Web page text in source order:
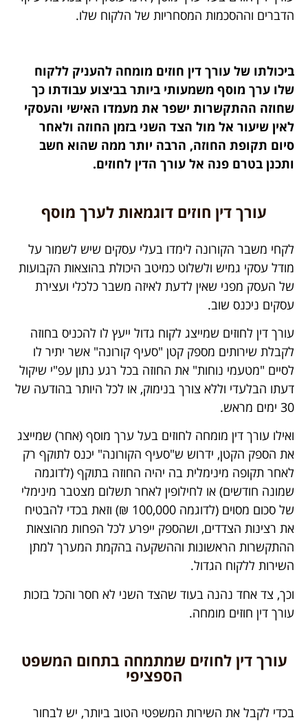
הדברים וההסכמות המסחריות של הלקוח שלו.
ביכולתו של עורך דין חוזים מומחה להעניק ללקוח
שלו ערך מוסף משמעותי ביותר בביצוע עבודתו כך
שחוזה ההתקשרות ישפר את מעמדו האישי והעסקי
לאין שיעור אל מול הצד השני בזמן החוזה ולאחר
סיום תקופת החוזה, הרבה יותר ממה שהוא חשב
ותכנן בטרם פנה אל עורך הדין לחוזים.
עורך דין חוזים דוגמאות לערך מוסף
לקחי משבר הקורונה לימדו בעלי עסקים שיש לשמור על
מודל עסקי גמיש ולשלוט כמיטב היכולת בהוצאות הקבועות
של העסק מפני שאין לדעת לאיזה משבר כלכלי ועצירת
עסקים ניכנס שוב.
עורך דין לחוזים שמייצג לקוח גדול ייעץ לו להכניס בחוזה
לקבלת שירותים מספק קטן "סעיף קורונה" אשר יתיר לו
לסיים "מטעמי נוחות" את החוזה בכל רגע נתון עפ"י שיקול
דעתו הבלעדי וללא צורך בנימוק, או לכל היותר בהודעה של
30 ימים מראש.
ואילו עורך דין מומחה לחוזים בעל ערך מוסף (אחר) שמייצג
את הספק הקטן, ידרוש ש"סעיף הקורונה" יכנס לתוקף רק
לאחר תקופה מינימלית בה יהיה החוזה בתוקף (לדוגמה
שמונה חודשים) או לחילופין לאחר תשלום מצטבר מינימלי
של סכום מסוים (לדוגמה 100,000 ₪) וזאת בכדי להבטיח
את רצינות הצדדים, ושהספק ייפרע לכל הפחות מהוצאות
ההתקשרות הראשונות וההשקעה בהקמת המערך למתן
השירות ללקוח הגדול.
וכך, צד אחד נהנה בעוד שהצד השני לא חסר והכל בזכות
עורך דין חוזים מומחה.
עורך דין לחוזים שמתמחה בתחום המשפט
הספציפי
בכדי לקבל את השירות המשפטי הטוב ביותר, יש לבחור